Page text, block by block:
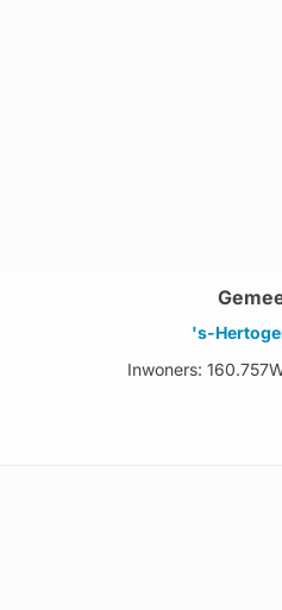
's-
Inwoners: 160.757